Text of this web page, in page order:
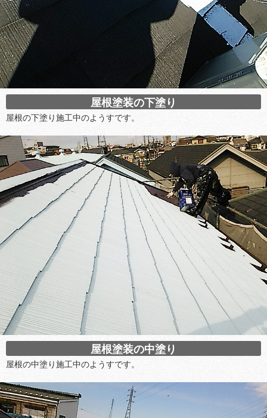
屋根塗装の下塗り
屋根の下塗り施工中のようすです。
屋根塗装の中塗り
屋根の中塗り施工中のようすです。